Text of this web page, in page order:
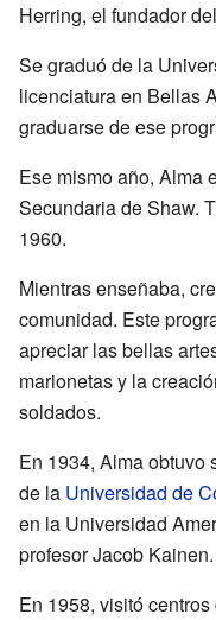
Herring, el fundador
Se graduó de la
licenciatura en Bellas
graduarse de ese
Ese mismo año, Alma
Secundaria de Shaw.
1960.
Mientras enseñaba,
comunidad. Este
apreciar las bellas
marionetas y la
soldados.
En 1934, Alma obtuvo
de la Universidad de
en la Universidad
profesor Jacob Kainen.
En 1958, visitó